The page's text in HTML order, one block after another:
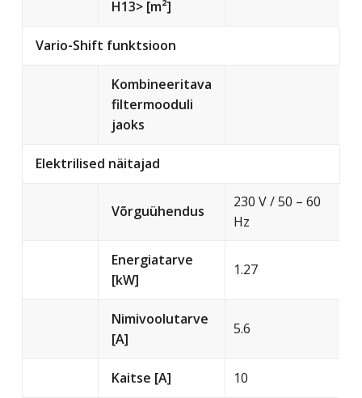
H13> [m²]
Vario-Shift funktsioon
Kombineeritava
filtermooduli
jaoks
Elektrilised näitajad
Võrguühendus
230 V / 50 – 60
Hz
Energiatarve
[kW]
1.27
Nimivoolutarve
[A]
5.6
Kaitse [A] 10